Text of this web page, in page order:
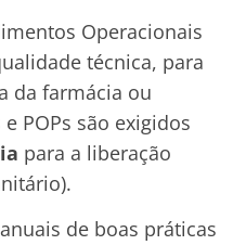
Operacionais
técnica, para
da farmácia ou
POPs são exigidos
para a liberação
de boas práticas